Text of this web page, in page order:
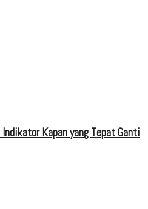
Kapan yang Tepat Ganti